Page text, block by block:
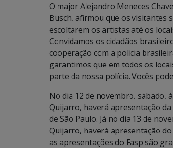
O major Alejandro Meneces
Busch, afirmou que os visitantes
escoltarem os artistas até os
Convidamos os cidadãos
cooperação com a polícia
garantimos que em todos os
parte da nossa polícia. Vocês
No dia 12 de novembro, sábado,
Quijarro, haverá apresentação
de São Paulo. Já no dia 13 de
Quijarro, haverá apresentação
as apresentações do Fasp são